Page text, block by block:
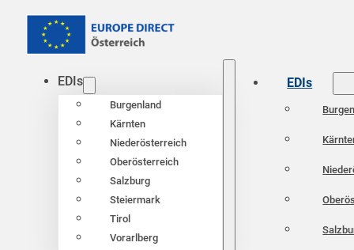
EDIs
Burgenland
Kärnten
Niederösterreich
Oberösterreich
Salzburg
Steiermark
Tirol
Vorarlberg
EDIs